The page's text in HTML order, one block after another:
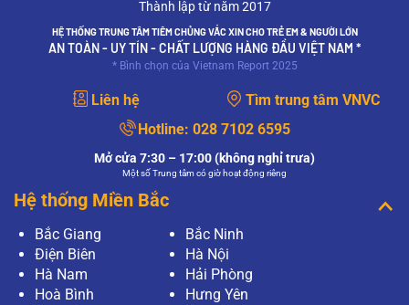
Thành lập từ năm 2017
HỆ THỐNG TRUNG TÂM TIÊM CHỦNG VẮC XIN CHO TRẺ EM & NGƯỜI LỚN
AN TOÀN - UY TÍN - CHẤT LƯỢNG HÀNG ĐẦU VIỆT NAM *
* Bình chọn của Vietnam Report 2025
Liên hệ
Tìm trung tâm VNVC
Hotline: 028 7102 6595
Mở cửa 7:30 – 17:00 (không nghỉ trưa)
Một số Trung tâm có giờ hoạt động riêng
Hệ thống Miền Bắc
Bắc Giang
Bắc Ninh
Điện Biên
Hà Nội
Hà Nam
Hải Phòng
Hoà Bình
Hưng Yên